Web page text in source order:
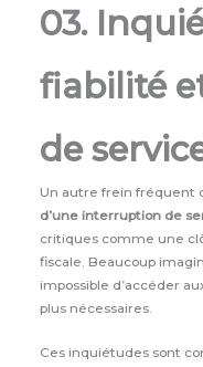
03.
fiabilité
de
Un autre frein fréquent
d’une interruption de
critiques comme une
fiscale. Beaucoup
impossible d’accéder
plus nécessaires.
Ces inquiétudes sont